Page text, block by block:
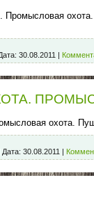
Промысловая
30.08.2011 |
охота.
Дата: 30.08.2011 |